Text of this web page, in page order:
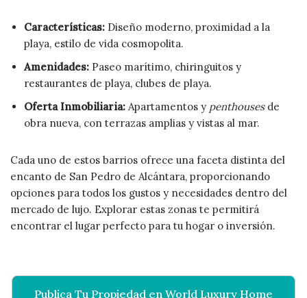
Características: Diseño moderno, proximidad a la
playa, estilo de vida cosmopolita.
Amenidades: Paseo marítimo, chiringuitos y
restaurantes de playa, clubes de playa.
Oferta Inmobiliaria: Apartamentos y penthousesde
obra nueva, con terrazas amplias y vistas al mar.
Cada uno de estos barrios ofrece una faceta distinta del
encanto de San Pedro de Alcántara, proporcionando
opciones para todos los gustos y necesidades dentro del
mercado de lujo. Explorar estas zonas te permitirá
encontrar el lugar perfecto para tu hogar o inversión.
Publica Tu Propiedad en World Luxury Home